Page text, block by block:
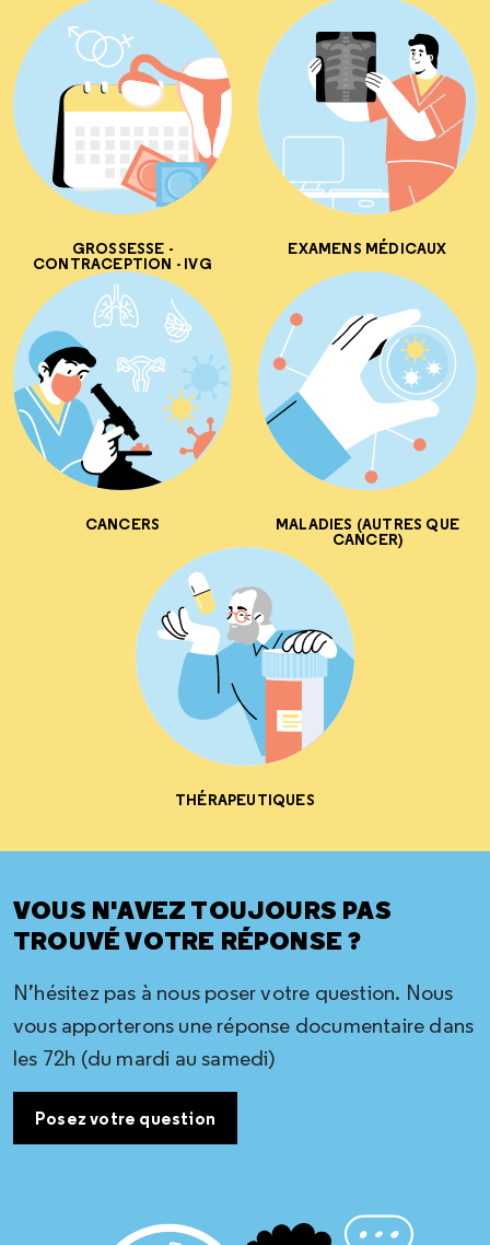
GROSSESSE -
CONTRACEPTION - IVG
EXAMENS MÉDICAUX
CANCERS MALADIES (AUTRES QUE
CANCER)
THÉRAPEUTIQUES
VOUS N'AVEZ TOUJOURS PAS
TROUVÉ VOTRE RÉPONSE ?
N’hésitez pas à nous poser votre question. Nous
vous apporterons une réponse documentaire dans
les 72h (du mardi au samedi)
Posez votre question